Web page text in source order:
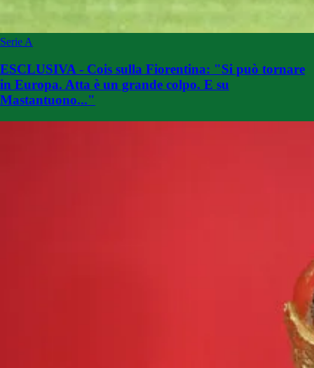
Serie A
ESCLUSIVA - Cois sulla Fiorentina: "Si può tornare
in Europa. Atta è un grande colpo. E su
Mastantuono..."